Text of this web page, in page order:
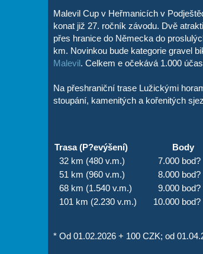
Malevil Cup v Heřmanicích v
konat již 27. ročník závodu. Dvě
přes hranice do Německa do
km. Novinkou bude kategorie gravel
Malevil. Celkem e očekává 1.000
Na přeshraniční trase Lužickými
stoupání, kamenitých a kořenitých
Trasa (P?evýšení) Body
32 km (480 v.m.)
7.000 bod?
51 km (960 v.m.)
8.000 bod?
68 km (1.540 v.m.)
9.000 bod?
101 km (2.230 v.m.)
10.000 bod?
* Od 01.02.2026 + 100 CZK; od